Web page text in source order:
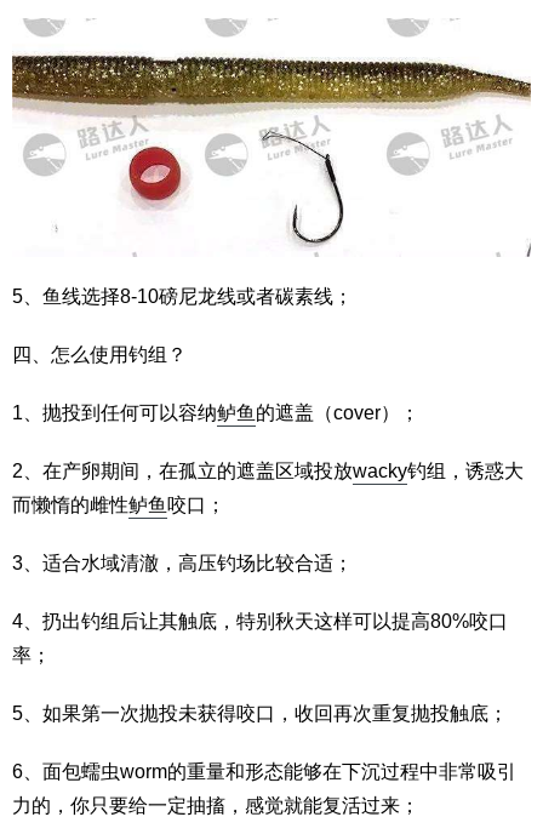
5、鱼线选择8-10磅尼龙线或者碳素线；
四、怎么使用钓组？
1、抛投到任何可以容纳鲈鱼 的遮盖（cover）；
2、在产卵期间，在孤立的遮盖区域投放wacky钓组，诱惑大
而懒惰的雌性鲈鱼 咬口；
3、适合水域清澈，高压钓场比较合适；
4、扔出钓组后让其触底，特别秋天这样可以提高80%咬口
率；
5、如果第一次抛投未获得咬口，收回再次重复抛投触底；
6、面包蠕虫worm的重量和形态能够在下沉过程中非常吸引
力的，你只要给一定抽搐，感觉就能复活过来；